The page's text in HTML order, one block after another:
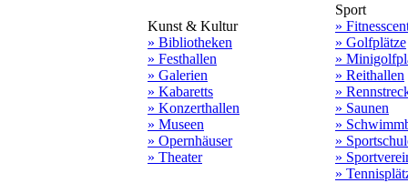
Kunst & Kultur
» Bibliotheken
» Festhallen
» Galerien
» Kabaretts
» Konzerthallen
» Museen
» Opernhäuser
» Theater
Sport
»
» Golfplätze
»
» Reithallen
»
» Saunen
»
»
»
»